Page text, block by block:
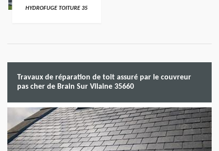
HYDROFUGE TOITURE 35
Travaux de réparation de toit assuré par le couvreur
pas cher de Brain Sur Vilaine 35660